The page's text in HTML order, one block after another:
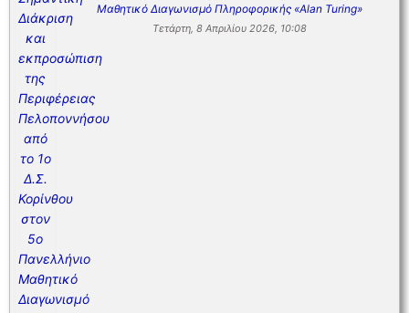
Μαθητικό Διαγωνισμό Πληροφορικής «Alan Turing»
Τετάρτη, 8 Απριλίου 2026, 10:08